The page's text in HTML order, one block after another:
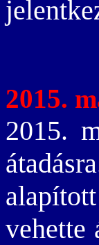
2015.
2015.
vehette